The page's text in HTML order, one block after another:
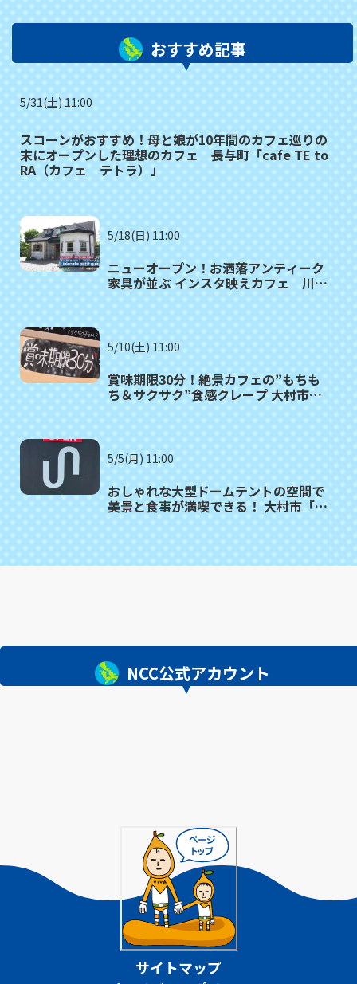
おすすめ記事
5/31(土) 11:00
スコーンがおすすめ！母と娘が10年間のカフェ巡りの
末にオープンした理想のカフェ 長与町「cafe TE to
RA（カフェ テトラ）」
5/18(日) 11:00
ニューオープン！お洒落アンティーク
家具が並ぶ インスタ映えカフェ 川棚
5/10(土) 11:00
賞味期限30分！絶景カフェの”もちも
ち＆サクサク”食感クレープ 大村市
5/5(月) 11:00
おしゃれな大型ドームテントの空間で
美景と食事が満喫できる！ 大村市「カ
NCC公式アカウント
サイトマップ